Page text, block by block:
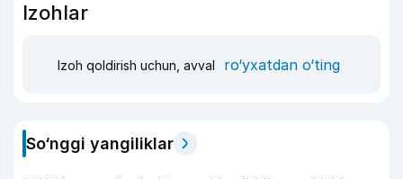
Izohlar
Izoh qoldirish uchun, avval ro‘yxatdan o‘ting
So‘nggi yangiliklar